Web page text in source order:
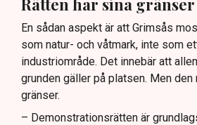
Rätten har sina gränser
En sådan aspekt är att Grimsås
som natur- och våtmark, inte som
industriområde. Det innebär att
grunden gäller på platsen. Men den
gränser.
– Demonstrationsrätten är